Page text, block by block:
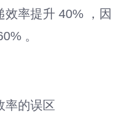
率提升 40% ，因
。
率的误区